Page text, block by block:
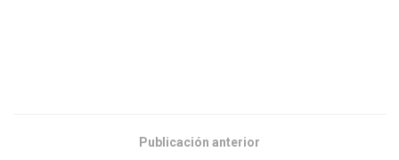
Publicación anterior